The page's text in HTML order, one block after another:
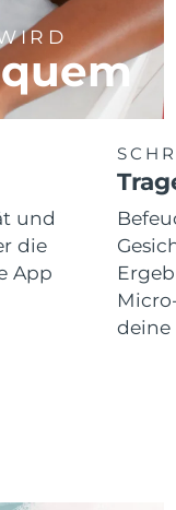
und
die
App
deine